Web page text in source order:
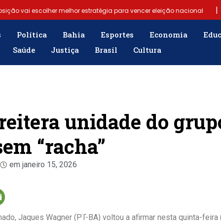
vai escolher melhor estratégia para vencer eleição nacional |
| Samuel Júnior luta em prol dos profissionais de contabilidade
para população “Tomamos a decisão de caminhar
Política Bahia Esportes Economia
Saúde
Justiça Brasil Cultura
unidade do
“racha”
em janeiro 15, 2026
Jaques Wagner (PT-BA) voltou a afirmar nesta quinta-feira